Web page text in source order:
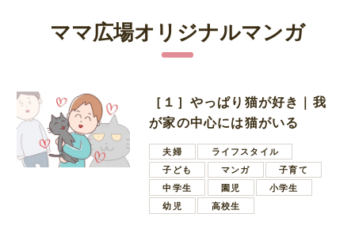
ママ広場オリジナルマンガ
［１］やっぱり猫が好き｜我
が家の中心には猫がいる
夫婦
ライフスタイル
子ども
マンガ
子育て
中学生
園児
小学生
幼児
高校生